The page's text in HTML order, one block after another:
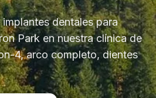
dentales para
Park en nuestra clínica de
4, arco completo, dientes